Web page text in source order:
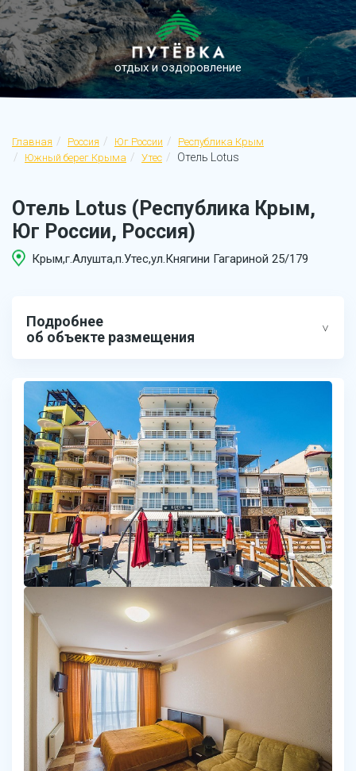
отдых и оздоровление
Главная Россия Юг России
Республика Крым
Южный берег Крыма
Утес Отель Lotus
Отель Lotus (Республика Крым,
Юг России, Россия)
Крым,г.Алушта,п.Утес,ул.Княгини Гагариной 25/179
Подробнее
об объекте размещения